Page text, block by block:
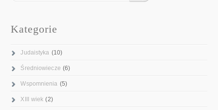
Kategorie
Judaistyka (10)
Średniowiecze (6)
Wspomnienia (5)
XIII wiek (2)